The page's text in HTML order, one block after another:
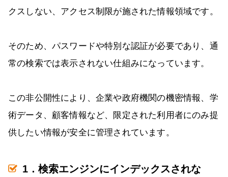
クスしない、アクセス制限が施された情報領域です。
そのため、パスワードや特別な認証が必要であり、通
常の検索では表示されない仕組みになっています。
この非公開性により、企業や政府機関の機密情報、学
術データ、顧客情報など、限定された利用者にのみ提
供したい情報が安全に管理されています。
1．検索エンジンにインデックスされな